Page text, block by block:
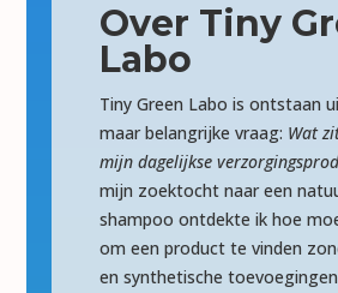
Over Tiny
Labo
Tiny Green Labo is ontstaan
maar belangrijke vraag: Wat
mijn dagelijkse
mijn zoektocht naar een
shampoo ontdekte ik hoe
om een product te vinden
en synthetische